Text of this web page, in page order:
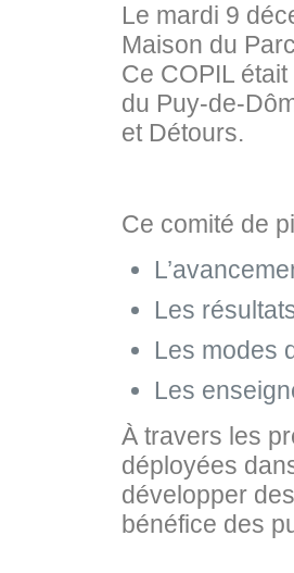
Le mardi 9
Maison du
Ce COPIL
du
et Détours.
Ce comité de
Les
Les modes
Les
À travers les
déployées
développer
bénéfice des